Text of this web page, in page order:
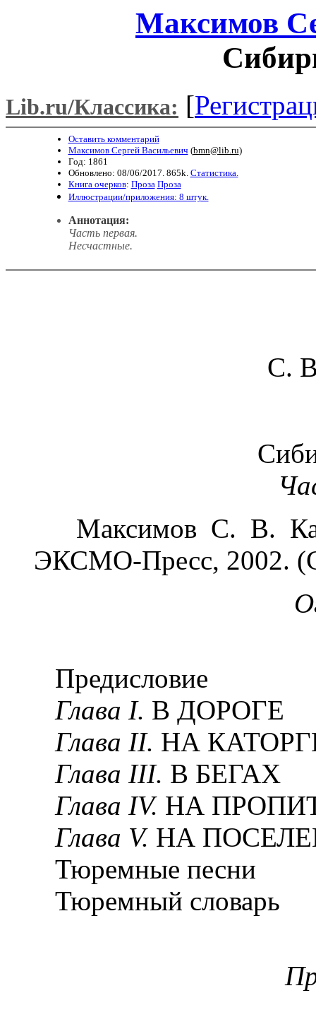
Максимов
Lib.ru/Классика: [
Оставить комментарий
Максимов Сергей Васильевич (bmn@lib.ru)
Год: 1861
Обновлено: 08/06/2017. 865k. Статистика.
Книга очерков: Проза Проза
Иллюстрации/приложения: 8 штук.
Аннотация:
Часть первая.
Несчастные.
С.
Максимов С. В.
ЭКСМО-Пресс, 2002.
Предисловие
Глава I. В ДОРОГЕ
Глава II. НА
Глава III. В БЕГАХ
Глава IV. НА
Глава V. НА
Тюремные песни
Тюремный словарь